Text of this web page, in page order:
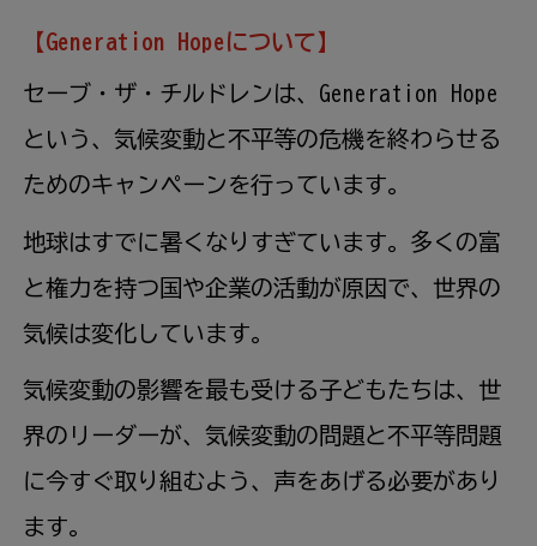
【Generation Hopeについて】
セーブ・ザ・チルドレンは、Generation Hope
という、気候変動と不平等の危機を終わらせる
ためのキャンペーンを行っています。
地球はすでに暑くなりすぎています。多くの富
と権力を持つ国や企業の活動が原因で、世界の
気候は変化しています。
気候変動の影響を最も受ける子どもたちは、世
界のリーダーが、気候変動の問題と不平等問題
に今すぐ取り組むよう、声をあげる必要があり
ます。